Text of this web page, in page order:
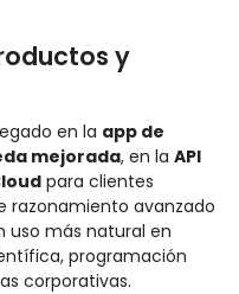
y
en la app de
mejorada, en la API
para clientes
razonamiento avanzado
uso más natural en
programación
corporativas.